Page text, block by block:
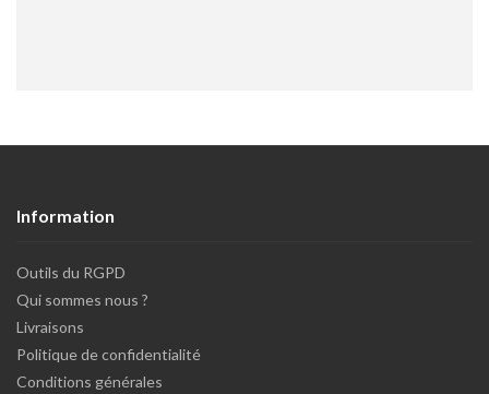
Information
Outils du RGPD
Qui sommes nous ?
Livraisons
Politique de confidentialité
Conditions générales